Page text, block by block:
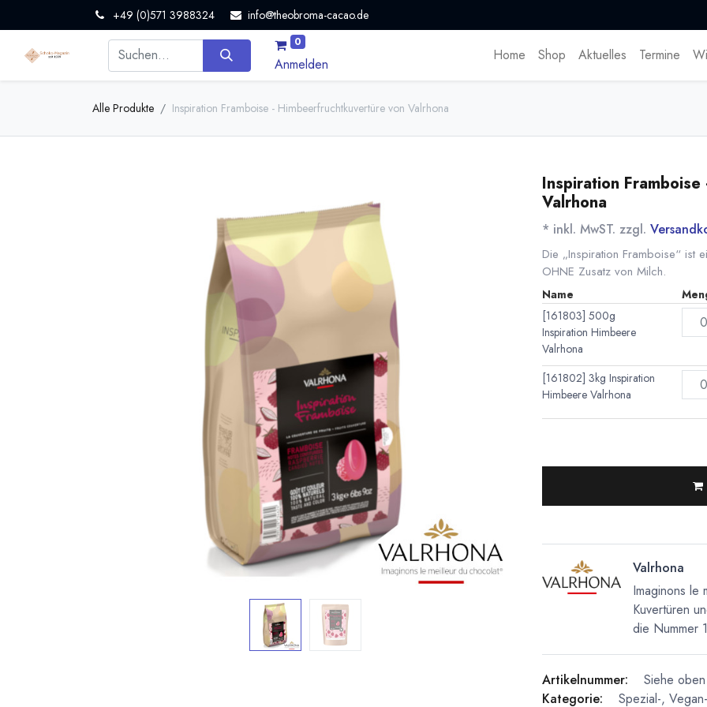
+49 (0)571 3988324 info@theobroma-cacao.de
0
Anmelden
Home Shop Aktuelles Termine
Alle Produkte Inspiration Framboise - Himbeerfruchtkuvertüre von Valrhona
Inspiration
Valrhona
* inkl. MwST. zzgl.
Die „Inspiration Framboise“ ist
OHNE Zusatz von Milch.
Name
[161803] 500g
Inspiration Himbeere
Valrhona
[161802] 3kg Inspiration
Himbeere Valrhona
Valrhona
Imaginons le
Kuvertüren
die Nummer
Artikelnummer:
Siehe
Kategorie:
Spezial-,